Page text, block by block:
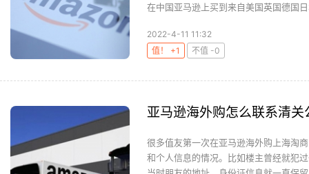
在中国亚马逊上买到来自美国英国德国
2022-4-11 11:32
值！ +1
不值 -0
亚马逊海外购怎么联系清
很多值友第一次在亚马逊海外购上海淘
和个人信息的情况。比如楼主曾经就犯